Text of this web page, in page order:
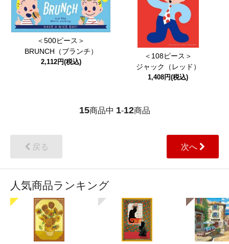
＜500ピース＞
BRUNCH（ブランチ）
2,112円(税込)
＜108ピース＞
ジャック（レッド）
1,408円(税込)
15商品中 1-12商品
戻る 次へ
人気商品ランキング